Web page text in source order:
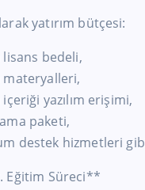
yatırım bütçesi:
bedeli,
yazılım erişimi,
paketi,
destek hizmetleri
Eğitim Süreci**